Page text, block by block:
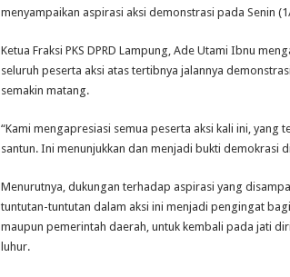
menyampaikan aspirasi aksi demonstrasi pada Senin
Ketua Fraksi PKS DPRD Lampung, Ade Utami Ibnu
seluruh peserta aksi atas tertibnya jalannya
semakin matang.
“Kami mengapresiasi semua peserta aksi kali ini, yang
santun. Ini menunjukkan dan menjadi bukti demokrasi
Menurutnya, dukungan terhadap aspirasi yang
tuntutan-tuntutan dalam aksi ini menjadi pengingat
maupun pemerintah daerah, untuk kembali pada jati
luhur.